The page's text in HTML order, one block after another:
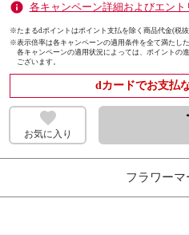
各キャンペーン詳細およびエント
※たまるdポイントはポイント支払を除く商品代金(税抜
※表示倍率は各キャンペーンの適用条件を全て満たし
各キャンペーンの適用状況によっては、ポイントの
ございます。
dカードでお支払
お気に入り
フラワー